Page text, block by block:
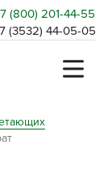
(800) 201-44-55
(3532) 44-05-05